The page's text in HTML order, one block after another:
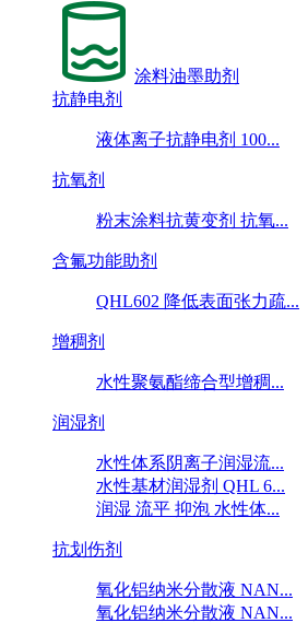
涂料油墨助剂
抗静电剂
液体离子抗静电剂 100...
抗氧剂
粉末涂料抗黄变剂 抗氧...
含氟功能助剂
QHL602 降低表面张力疏...
增稠剂
水性聚氨酯缔合型增稠...
润湿剂
水性体系阴离子润湿流...
水性基材润湿剂 QHL 6...
润湿 流平 抑泡 水性体...
抗划伤剂
氧化铝纳米分散液 NAN...
氧化铝纳米分散液 NAN...